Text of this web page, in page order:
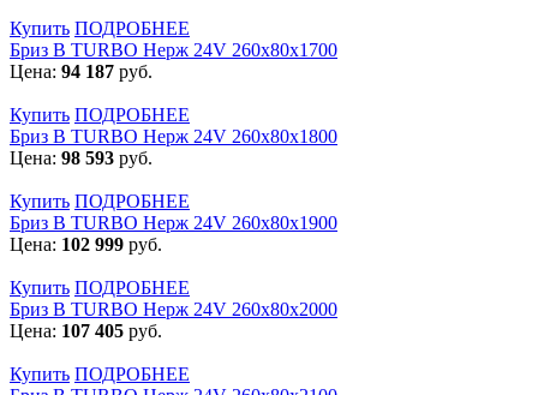
Купить ПОДРОБНЕЕ
Бриз В TURBO Нерж 24V 260х80х1700
Цена: 94 187 руб.
Купить ПОДРОБНЕЕ
Бриз В TURBO Нерж 24V 260х80х1800
Цена: 98 593 руб.
Купить ПОДРОБНЕЕ
Бриз В TURBO Нерж 24V 260х80х1900
Цена: 102 999 руб.
Купить ПОДРОБНЕЕ
Бриз В TURBO Нерж 24V 260х80х2000
Цена: 107 405 руб.
Купить ПОДРОБНЕЕ